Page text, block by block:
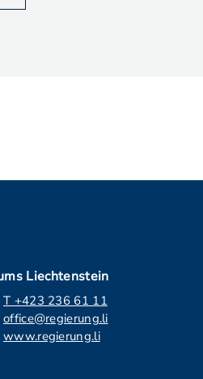
Liechtenstein
T +423 236 61 11
office@regierung.li
www.regierung.li